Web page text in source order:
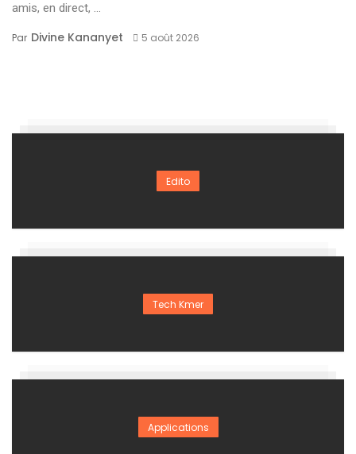
amis, en direct, ...
Par Divine Kananyet 5 août 2026
Edito
Tech Kmer
Applications